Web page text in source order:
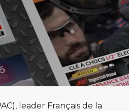
leader Français de la